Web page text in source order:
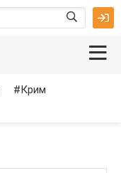
Крим